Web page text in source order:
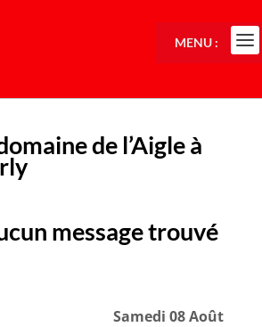
de l’Aigle à
message trouvé
Samedi 08 Août
MENU :